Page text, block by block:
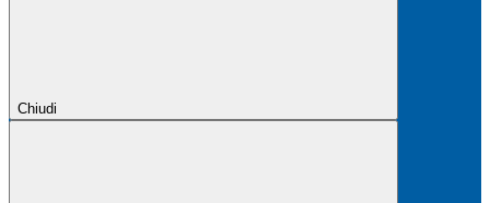
Chiudi